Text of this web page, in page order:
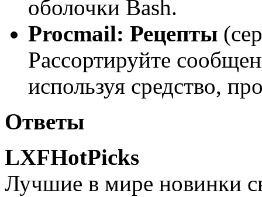
оболочки Bash.
Procmail: Рецепты
Рассортируйте
используя средство,
Ответы
LXFHotPicks
Лучшие в мире новинки